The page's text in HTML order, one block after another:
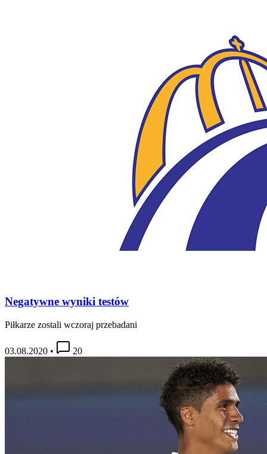
Negatywne wyniki testów
Piłkarze zostali wczoraj przebadani
03.08.2020 • 20